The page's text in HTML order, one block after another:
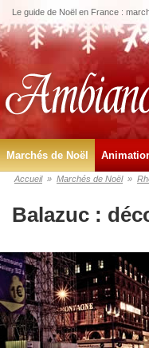
Le guide de Noël en France :
Marchés de Noël
Accueil » Marchés de Noël »
Balazuc :